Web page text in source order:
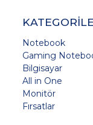
Notebook
Gaming
Bilgisayar
All in One
Monitör
Fırsatlar